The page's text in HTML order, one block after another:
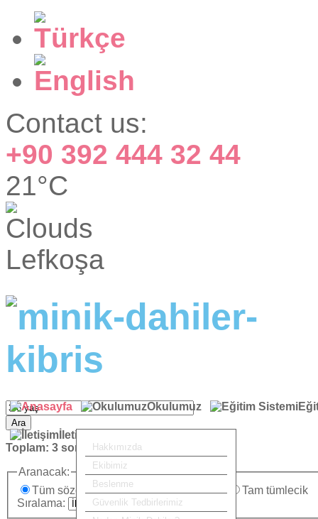
Contact us:
+90 392 444 32 44
21°C
Lefkoşa
Okulumuz
Hakkımızda
Ekibimiz
Beslenme
Güvenlik Tedbirlerimiz
İletişim
Ara
Toplam: 3 sonuç bulundu.
Aranacak:
Tüm sözcükler
Herhangi bir sözcük
Tam tümlecik
Sıralama: